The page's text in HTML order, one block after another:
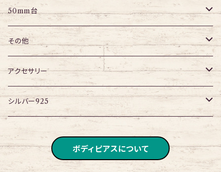
パーツ
チューブ
アイレット
パーツ
プラグ
アイレット
パーツ
トンネル
プラグ
アイレット
50mm台
トンネル
プラグ
アイレット
その他
ボディピアス・ピアス以外
アクセサリー
ネックレス
ブレスレット
シルバー925
チェーン
ボディピアスについて